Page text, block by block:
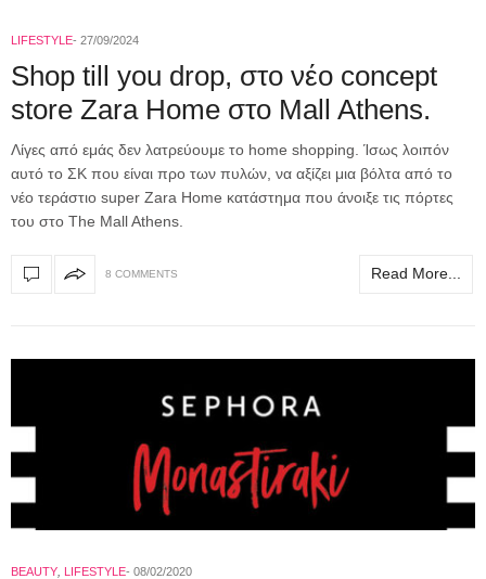
LIFESTYLE 27/09/2024
Shop till you drop, στο νέο concept
store Zara Home στο Mall Athens.
Λίγες από εμάς δεν λατρεύουμε το home shopping. Ίσως λοιπόν
αυτό το ΣΚ που είναι προ των πυλών, να αξίζει μια βόλτα από το
νέο τεράστιο super Zara Home κατάστημα που άνοιξε τις πόρτες
του στο The Mall Athens.
8 COMMENTS Read More...
BEAUTY LIFESTYLE 08/02/2020